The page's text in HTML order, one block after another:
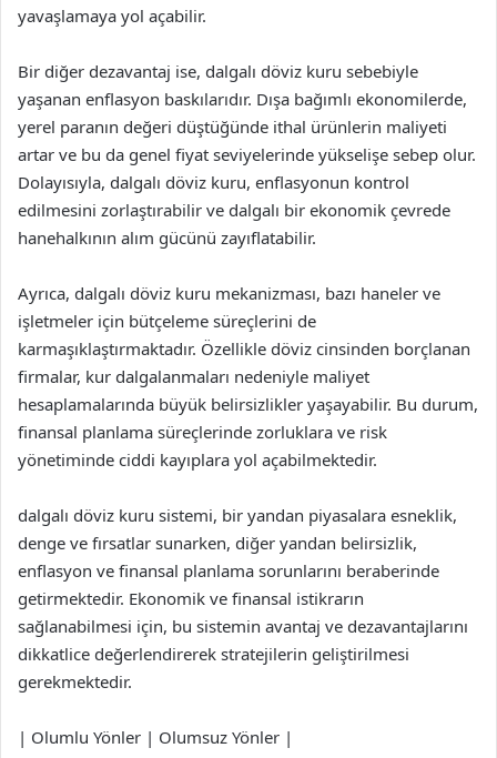
yavaşlamaya yol açabilir.
Bir diğer dezavantaj ise, dalgalı döviz kuru sebebiyle
yaşanan enflasyon baskılarıdır. Dışa bağımlı ekonomilerde,
yerel paranın değeri düştüğünde ithal ürünlerin maliyeti
artar ve bu da genel fiyat seviyelerinde yükselişe sebep olur.
Dolayısıyla, dalgalı döviz kuru, enflasyonun kontrol
edilmesini zorlaştırabilir ve dalgalı bir ekonomik çevrede
hanehalkının alım gücünü zayıflatabilir.
Ayrıca, dalgalı döviz kuru mekanizması, bazı haneler ve
işletmeler için bütçeleme süreçlerini de
karmaşıklaştırmaktadır. Özellikle döviz cinsinden borçlanan
firmalar, kur dalgalanmaları nedeniyle maliyet
hesaplamalarında büyük belirsizlikler yaşayabilir. Bu durum,
finansal planlama süreçlerinde zorluklara ve risk
yönetiminde ciddi kayıplara yol açabilmektedir.
dalgalı döviz kuru sistemi, bir yandan piyasalara esneklik,
denge ve fırsatlar sunarken, diğer yandan belirsizlik,
enflasyon ve finansal planlama sorunlarını beraberinde
getirmektedir. Ekonomik ve finansal istikrarın
sağlanabilmesi için, bu sistemin avantaj ve dezavantajlarını
dikkatlice değerlendirerek stratejilerin geliştirilmesi
gerekmektedir.
| Olumlu Yönler | Olumsuz Yönler |